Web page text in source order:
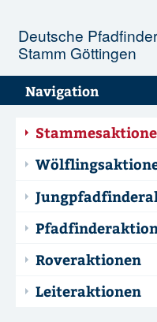
Deutsche
Stamm Göttingen
Navigation
Unser Stamm
Stufen
Aktionen
Infopool
Roveraktionen
Leiteraktionen